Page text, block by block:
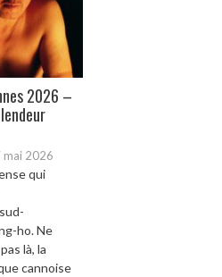
2026 –
mai 2026
qui
ho. Ne
là, la
cannoise